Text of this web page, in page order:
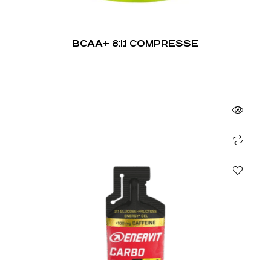
BCAA+ 8:1:1 COMPRESSE